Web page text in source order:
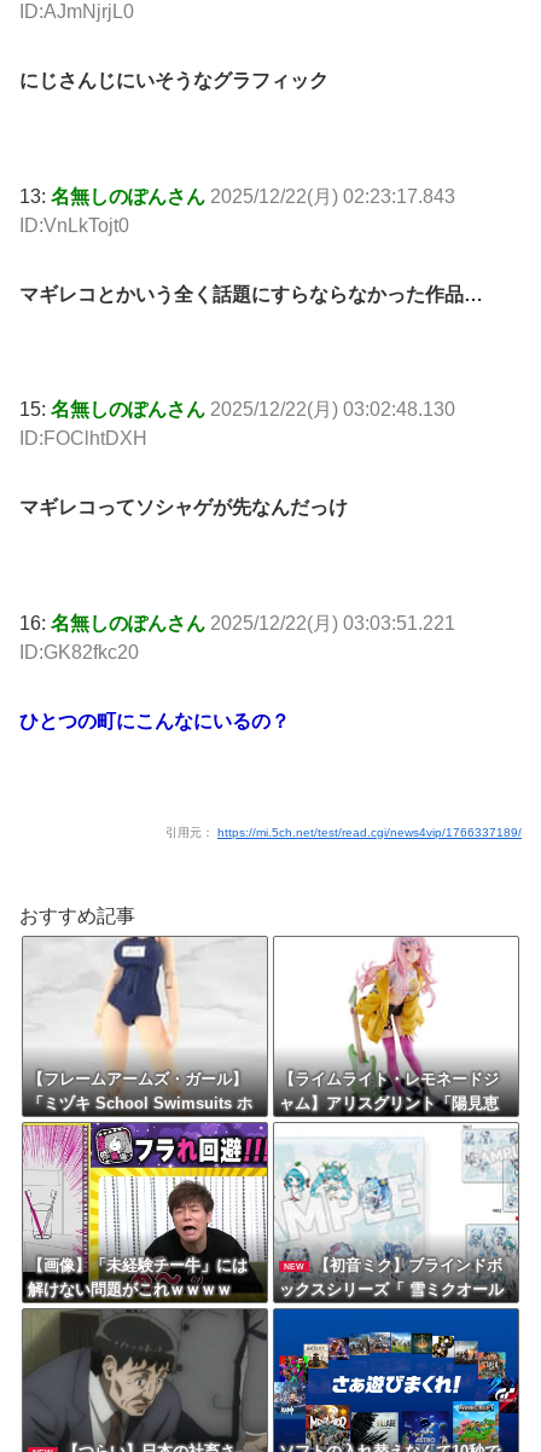
ID:AJmNjrjL0
にじさんじにいそうなグラフィック
13: 名無しのぽんさん 2025/12/22(月) 02:23:17.843
ID:VnLkTojt0
マギレコとかいう全く話題にすらならなかった作品…
15: 名無しのぽんさん 2025/12/22(月) 03:02:48.130
ID:FOClhtDXH
マギレコってソシャゲが先なんだっけ
16: 名無しのぽんさん 2025/12/22(月) 03:03:51.221
ID:GK82fkc20
ひとつの町にこんなにいるの？
引用元： https://mi.5ch.net/test/read.cgi/news4vip/1766337189/
おすすめ記事
【フレームアームズ・ガール】
「ミヅキ School Swimsuits ホ
ワイトVer.」プラモデル【10日予
約開始】
【ライムライト・レモネードジ
ャム】アリスグリント「陽見恵
凪 1/3.5」フィギュア【予約開
【画像】「未経験チー牛」には
解けない問題がこれｗｗｗｗ
NEW
【初音ミク】ブラインドボ
ックスシリーズ「 雪ミクオール
スターズ フィギュアコレクショ
ン Vol.2」トレフィグ【予約開
始】